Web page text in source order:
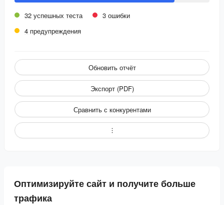
32 успешных теста
3 ошибки
4 предупреждения
Обновить отчёт
Экспорт (PDF)
Сравнить с конкурентами
Оптимизируйте сайт и получите больше
трафика